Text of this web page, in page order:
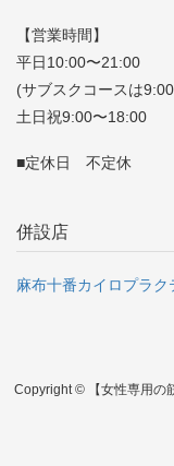
【営業時間】
平日10:00〜21:00
(サブスクコースは
土日祝9:00〜18:00
■定休日 不定休
併設店
麻布十番カイロプラク
Copyright © 【女性専用の